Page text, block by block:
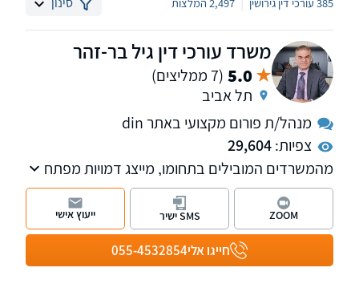
משרד עורכי דין גיל בר-זהר
5.0 (7 ממליצים)
תל אביב
מנהל/ת פורום מקצועי באתר din
צפיות:29,604
מהמשרדים המובילים בתחומו, מייצג דמויות מפתח
בתקשורת ובטלוויזיה. המשרד מספק שרות
בנושאים: דיני משפחה, עבודה, מקרקעין, קיניין
רוחני ומסחרי
חייגו אלי055-4532854
ZOOM SMS ישיר ייעוץ אישי